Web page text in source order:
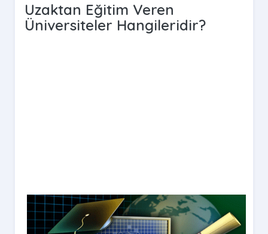
Uzaktan Eğitim Veren
Üniversiteler Hangileridir?